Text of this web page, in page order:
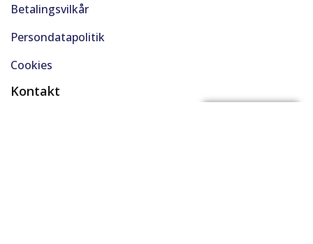
Betalingsvilkår
Persondatapolitik
Cookies
Kontakt